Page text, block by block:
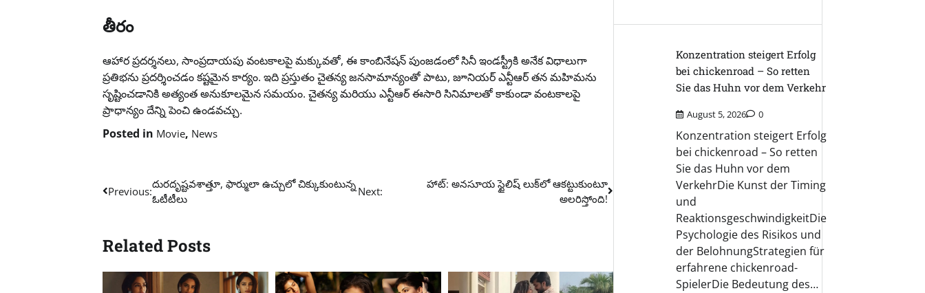
తీరం
ఆహార ప్రదర్శనలు, సాంప్రదాయపు వంటకాలపై మక్కువతో, ఈ కాంబినేషన్ పుంజడంలో సినీ ఇండస్ట్రీకి అనేక విధాలుగా
ప్రతిభను ప్రదర్శించడం కష్టమైన కార్యం. ఇది ప్రస్తుతం చైతన్య జనసామాన్యంతో పాటు, జూనియర్ ఎన్టీఆర్ తన మహిమను
సృష్టించడానికి అత్యంత అనుకూలమైన సమయం. చైతన్య మరియు ఎన్టీఆర్ ఈసారి సినిమాలతో కాకుండా వంటకాలపై
ప్రాధాన్యం దేన్ని పెంచి ఉండవచ్చు.
Posted in Movie, News
Post
Previous:
దురదృష్టవశాత్తూ, ఫార్ములా ఉచ్చులో చిక్కుకుంటున్న
ఓటీటీలు
Next:
హాట్: అనసూయ స్టైలిష్ లుక్‌లో ఆకట్టుకుంటూ
అలరిస్తోంది!
Related Posts
Konzentration steigert Erfolg
bei chickenroad – So retten
Sie das Huhn vor dem Verkehr
August 5, 2026 0
Konzentration steigert Erfolg
bei chickenroad – So retten
Sie das Huhn vor dem
VerkehrDie Kunst der Timing
und
ReaktionsgeschwindigkeitDie
Psychologie des Risikos und
der BelohnungStrategien für
erfahrene chickenroad-
SpielerDie Bedeutung des…